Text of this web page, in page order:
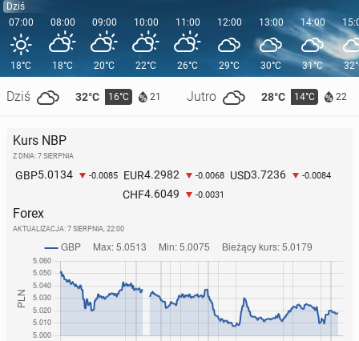
Dziś
07:00
18°C
Dziś 32°C 16°C 21 Jutro 28°C 14°C 22
08:00
18°C
09:00
20°C
10:00
22°C
11:00
26°C
12:00
29°C
13:00
30°C
14:00
31°C
Kurs NBP
Z DNIA: 7 SIERPNIA
GBP5.0134 -0.0085 EUR4.2982 -0.0068 USD3.7236 -0.0084
CHF4.6049 -0.0031
Forex
AKTUALIZACJA: 7 SIERPNIA, 22:00